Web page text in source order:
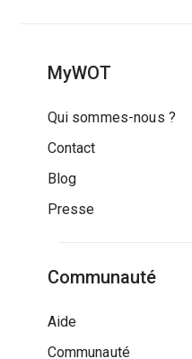
MyWOT
Qui sommes-nous ?
Contact
Blog
Presse
Communauté
Aide
Communauté